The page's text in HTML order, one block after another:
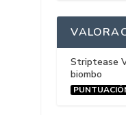
Striptease
biombo